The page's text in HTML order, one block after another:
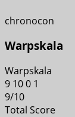
chronocon
Warpskala
Warpskala
9 100 1
9/10
Total Score